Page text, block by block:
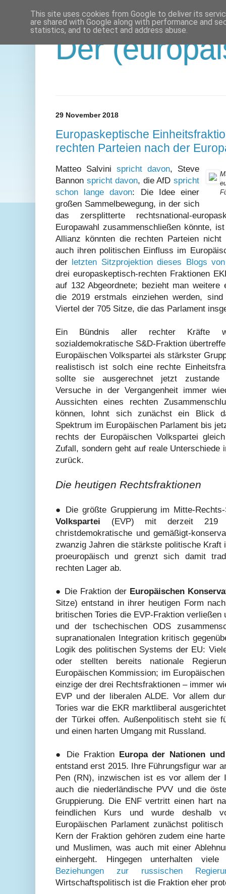
Der
29 November 2018
Europaskeptische
rechten Parteien nach der
Matteo Salvini spricht davon, Steve
Bannon spricht davon, die AfDspricht
schon lange davon: Die Idee einer
großen Sammelbewegung, in der sich
das zersplitterte rechtsnational-
Europawahl zusammenschließen könnte,
Allianz könnten die rechten Parteien
auch ihren politischen Einfluss im
der letzten Sitzprojektion dieses Blogs
drei europaskeptisch-rechten Fraktionen
auf 132 Abgeordnete; bezieht man weitere
die 2019 erstmals einziehen werden,
Viertel der 705 Sitze, die das Parlament
Ein Bündnis aller rechter Kräfte
sozialdemokratische S&D-Fraktion
Europäischen Volkspartei als stärkster
realistisch ist solch eine rechte
sollte sie ausgerechnet jetzt zustande
Versuche in der Vergangenheit immer
Aussichten eines rechten
können, lohnt sich zunächst ein Blick
Spektrum im Europäischen Parlament bis
rechts der Europäischen Volkspartei
Zufall, sondern geht auf reale Unterschiede
zurück.
Die heutigen Rechtsfraktionen
● Die größte Gruppierung im Mitte-
Volkspartei
(EVP) mit derzeit 219
christdemokratische und gemäßigt-
zwanzig Jahren die stärkste politische
proeuropäisch und grenzt sich damit
rechten Lager ab.
● Die Fraktion der Europäischen
Sitze) entstand in ihrer heutigen Form
britischen Tories die EVP-Fraktion
und der tschechischen ODS
supranationalen Integration kritisch
Logik des politischen Systems der EU:
oder stellten bereits nationale
Europäischen Kommission; im
einzige der drei Rechtsfraktionen – immer
EVP und der liberalen ALDE. Vor allem
Tories war die EKR marktliberal
der Türkei offen. Außenpolitisch steht sie
und einen harten Umgang mit Russland.
● Die Fraktion Europa der Nationen
entstand erst 2015. Ihre Führungsfigur war
Pen (RN), inzwischen ist es vor allem der
auch die niederländische PVV und die
Gruppierung. Die ENF vertritt einen hart
feindlichen Kurs und wurde deshalb
Europäischen Parlament zunächst
Kern der Fraktion gehören zudem eine
und Muslimen, was auch mit einer
einhergeht. Hingegen unterhalten
Beziehungen zur russischen
Wirtschaftspolitisch ist die Fraktion eher
This site uses cookies from Google to deliver its
are shared with Google along with performance and
statistics, and to detect and address abuse.